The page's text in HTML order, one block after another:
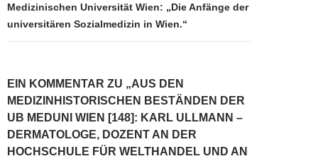
Medizinischen Universität Wien: „Die Anfänge der
universitären Sozialmedizin in Wien.“
EIN KOMMENTAR ZU „AUS DEN
MEDIZINHISTORISCHEN BESTÄNDEN DER
UB MEDUNI WIEN [148]: KARL ULLMANN –
DERMATOLOGE, DOZENT AN DER
HOCHSCHULE FÜR WELTHANDEL UND AN